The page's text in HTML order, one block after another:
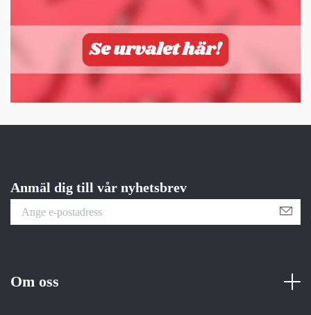
Anmäl dig till vår nyhetsbrev
Om oss